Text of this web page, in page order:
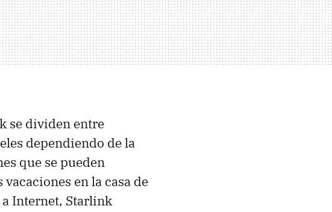
se dividen entre
dependiendo de la
que se pueden
en la casa de
a Internet, Starlink